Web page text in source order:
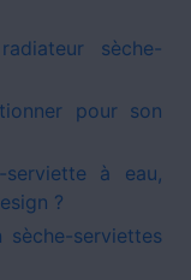
sèche-
pour son
à eau,
?
serviettes